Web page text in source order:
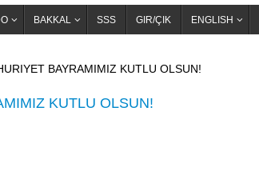
BAKKAL SSS GIR/ÇIK ENGLISH
BAYRAMIMIZ KUTLU OLSUN!
KUTLU OLSUN!